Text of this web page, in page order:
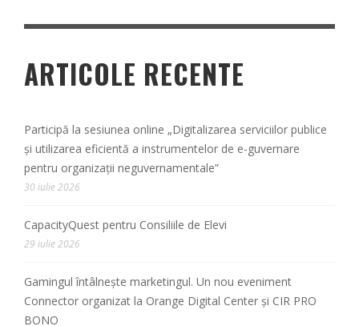
ARTICOLE RECENTE
Participă la sesiunea online „Digitalizarea serviciilor publice
și utilizarea eficientă a instrumentelor de e-guvernare
pentru organizații neguvernamentale”
30 iulie 2026
CapacityQuest pentru Consiliile de Elevi
29 iulie 2026
Gamingul întâlnește marketingul. Un nou eveniment
Connector organizat la Orange Digital Center și CIR PRO
BONO